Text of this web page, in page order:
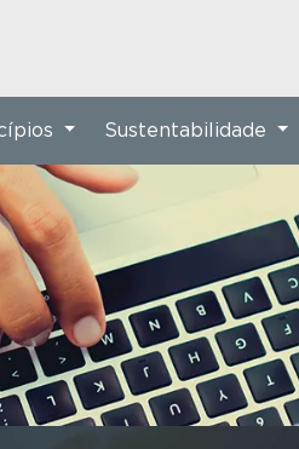
Sustentabilidade